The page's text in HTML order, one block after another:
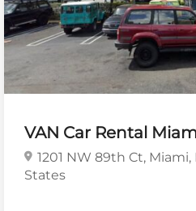
VAN Car Rental
1201 NW 89th Ct, Miami,
States